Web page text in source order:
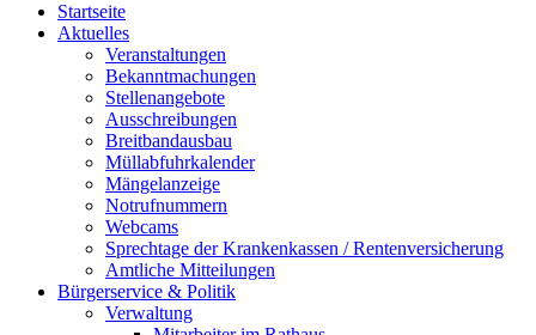
Startseite
Aktuelles
Veranstaltungen
Bekanntmachungen
Stellenangebote
Ausschreibungen
Breitbandausbau
Müllabfuhrkalender
Mängelanzeige
Notrufnummern
Webcams
Sprechtage der Krankenkassen / Rentenversicherung
Amtliche Mitteilungen
Bürgerservice & Politik
Verwaltung